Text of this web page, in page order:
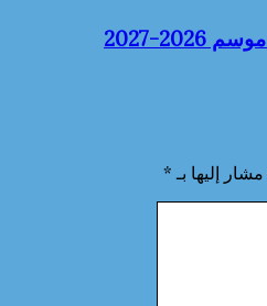
2027
إليها بـ *